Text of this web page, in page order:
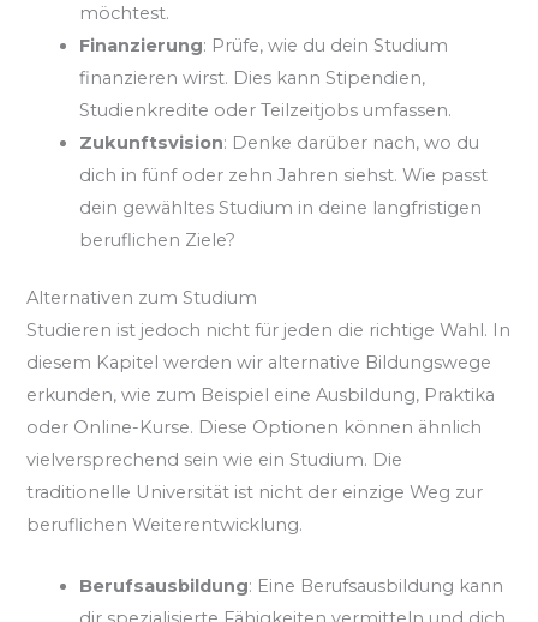
möchtest.
Finanzierung: Prüfe, wie du dein Studium
finanzieren wirst. Dies kann Stipendien,
Studienkredite oder Teilzeitjobs umfassen.
Zukunftsvision: Denke darüber nach, wo du
dich in fünf oder zehn Jahren siehst. Wie passt
dein gewähltes Studium in deine langfristigen
beruflichen Ziele?
Alternativen zum Studium
Studieren ist jedoch nicht für jeden die richtige Wahl. In
diesem Kapitel werden wir alternative Bildungswege
erkunden, wie zum Beispiel eine Ausbildung, Praktika
oder Online-Kurse. Diese Optionen können ähnlich
vielversprechend sein wie ein Studium. Die
traditionelle Universität ist nicht der einzige Weg zur
beruflichen Weiterentwicklung.
Berufsausbildung: Eine Berufsausbildung kann